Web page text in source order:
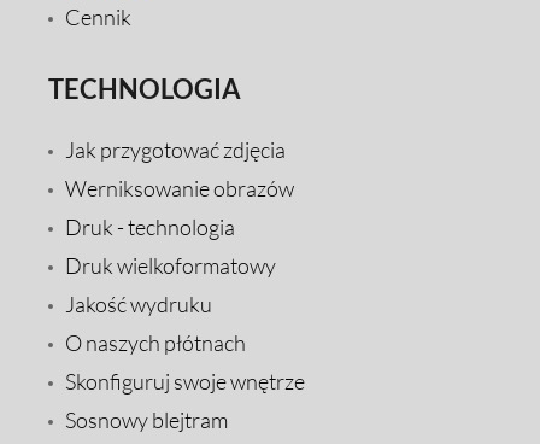
Cennik
TECHNOLOGIA
Jak przygotować zdjęcia
Werniksowanie obrazów
Druk - technologia
Druk wielkoformatowy
Jakość wydruku
O naszych płótnach
Skonfiguruj swoje wnętrze
Sosnowy blejtram